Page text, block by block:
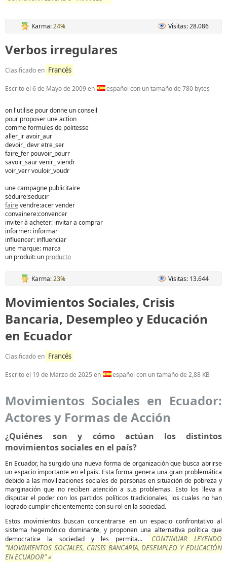
Karma:24% Visitas: 28.086
Verbos irregulares
Clasificado en Francés
Escrito el 6 de Mayo de 2009en español con un tamaño de 780 bytes
on l'utilise pour donne un conseil
pour proposer une action
comme formules de politesse
aller_ir avoir_aur
devoir_ devr etre_ser
faire_fer pouvoir_pourr
savoir_saur venir_ viendr
voir_verr vouloir_voudr
une campagne publicitaire
sèduire:seducir
faire vendre:acer vender
convainere:convencer
inviter à acheter: invitar a comprar
informer: informar
influencer: influenciar
une marque: marca
un produit: un producto
Karma:23% Visitas: 13.644
Movimientos Sociales, Crisis
Bancaria, Desempleo y Educación
en Ecuador
Clasificado en Francés
Escrito el 19 de Marzo de 2025 en español con un tamaño de 2,88 KB
Movimientos Sociales en Ecuador:
Actores y Formas de Acción
¿Quiénes son y cómo actúan los distintos
movimientos sociales en el país?
En Ecuador, ha surgido una nueva forma de organización que busca abrirse
un espacio importante en el país. Esta forma genera una gran problemática
debido a las movilizaciones sociales de personas en situación de pobreza y
marginación que no reciben atención a sus problemas. Esto los lleva a
disputar el poder con los partidos políticos tradicionales, los cuales no han
logrado cumplir eficientemente con su rol en la sociedad.
Estos movimientos buscan concentrarse en un espacio confrontativo al
sistema hegemónico dominante, y proponen una alternativa política que
democratice la sociedad y les permita...
CONTINUAR LEYENDO
"MOVIMIENTOS SOCIALES, CRISIS BANCARIA, DESEMPLEO Y EDUCACIÓN
EN ECUADOR" »